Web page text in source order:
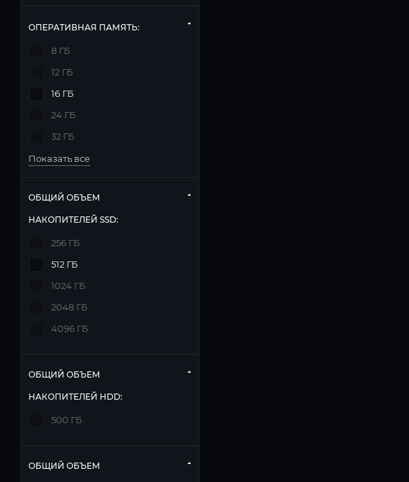
ОПЕРАТИВНАЯ ПАМЯТЬ:
8 ГБ
12 ГБ
16 ГБ
24 ГБ
32 ГБ
Показать все
ОБЩИЙ ОБЪЕМ
НАКОПИТЕЛЕЙ SSD:
256 ГБ
512 ГБ
1024 ГБ
2048 ГБ
4096 ГБ
ОБЩИЙ ОБЪЕМ
НАКОПИТЕЛЕЙ HDD:
500 ГБ
ОБЩИЙ ОБЪЕМ